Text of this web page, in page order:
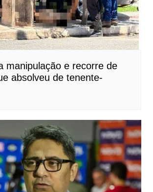
manipulação e recorre de
absolveu de tenente-